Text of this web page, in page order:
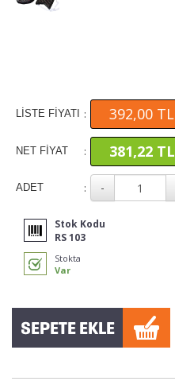
LİSTE FİYATI : 392,00 TL
NET FİYAT : 381,22 TL
ADET :
Stok Kodu
RS 103
Stokta
Var